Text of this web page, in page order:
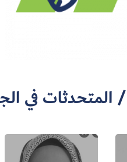
المتحدثات في